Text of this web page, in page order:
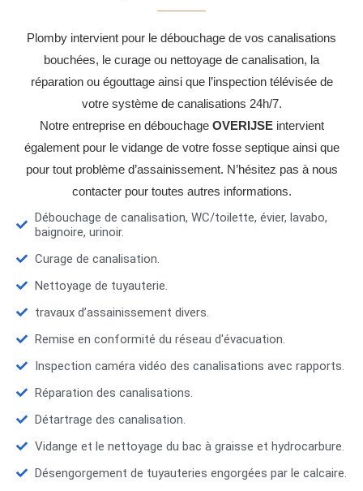
Plomby intervient pour le débouchage de vos canalisations
bouchées, le curage ou nettoyage de canalisation, la
réparation ou égouttage ainsi que l’inspection télévisée de
votre système de canalisations 24h/7.
Notre entreprise en débouchage OVERIJSEintervient
également pour le vidange de votre fosse septique ainsi que
pour tout problème d’assainissement. N’hésitez pas à nous
contacter pour toutes autres informations.
Débouchage de canalisation, WC/toilette, évier, lavabo,
baignoire, urinoir.
Curage de canalisation.
Nettoyage de tuyauterie.
travaux d’assainissement divers.
Remise en conformité du réseau d'évacuation.
Inspection caméra vidéo des canalisations avec rapports.
Réparation des canalisations.
Détartrage des canalisation.
Vidange et le nettoyage du bac à graisse et hydrocarbure.
Désengorgement de tuyauteries engorgées par le calcaire.